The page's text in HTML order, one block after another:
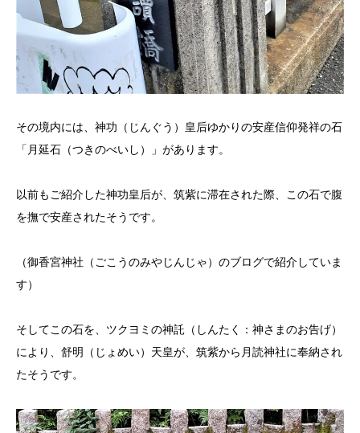
その境内には、神功（じんぐう）皇后ゆかりの安産信仰発祥の石
「月延石（つきのべいし）」があります。
以前もご紹介した神功皇后が、筑紫に滞在された際、この石で腹
を撫で安産されたそうです。
（御香宮神社（ごこうのみやじんじゃ）のブログで紹介していま
す）
そしてこの石を、ツクヨミの神託（しんたく：神さまのお告げ）
により、舒明（じょめい）天皇が、筑紫から月読神社に奉納され
たそうです。